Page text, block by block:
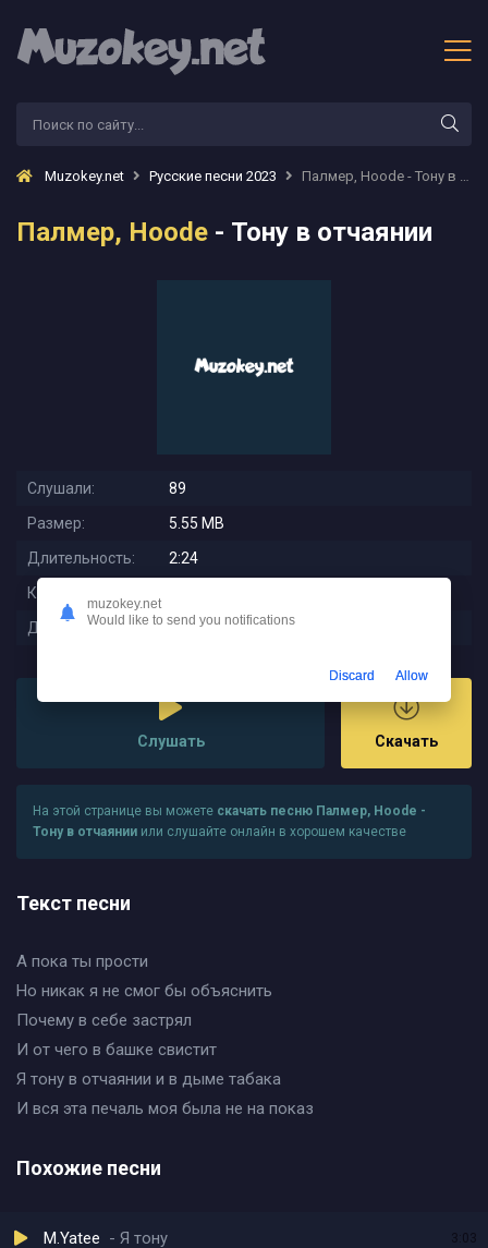
Muzokey.net Русские песни 2023 Палмер, Hoode - Тону в отчаянии
Палмер, Hoode - Тону в отчаянии
Слушали:
89
Размер:
5.55 MB
Длительность:
2:24
Качество:
Дата релиза:
2025-12-16 18:31:01
Слушать Скачать
На этой странице вы можете скачать песню Палмер, Hoode -
Тону в отчаянии или слушайте онлайн в хорошем качестве
Текст песни
А пока ты прости
Но никак я не смог бы объяснить
Почему в себе застрял
И от чего в башке свистит
Я тону в отчаянии и в дыме табака
И вся эта печаль моя была не на показ
Похожие песни
M.Yatee Я тону 3:03
muzokey.net
Would like to send you notifications
Discard Allow